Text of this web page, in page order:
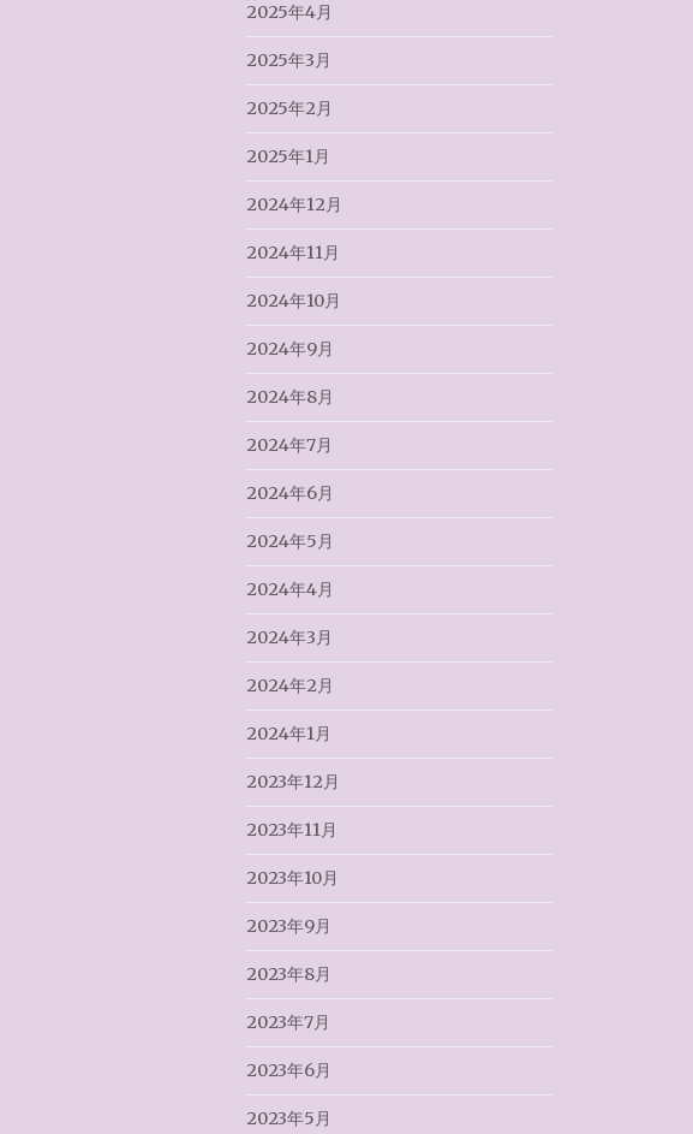
2025年4月
2025年3月
2025年2月
2025年1月
2024年12月
2024年11月
2024年10月
2024年9月
2024年8月
2024年7月
2024年6月
2024年5月
2024年4月
2024年3月
2024年2月
2024年1月
2023年12月
2023年11月
2023年10月
2023年9月
2023年8月
2023年7月
2023年6月
2023年5月